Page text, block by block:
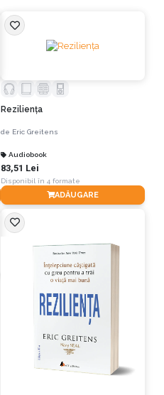
Rezilienţa
de Eric Greitens
Audiobook
83,51 Lei
Disponibil în 4 formate
ADĂUGARE